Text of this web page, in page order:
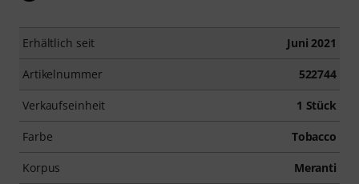
Erhältlich seit Juni 2021
Artikelnummer 522744
Verkaufseinheit 1 Stück
Farbe Tobacco
Korpus Meranti